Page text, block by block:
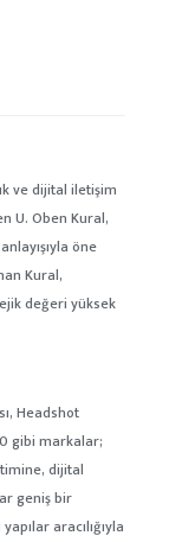
ve dijital iletişim
U. Oben Kural,
öne
Kural,
değeri yüksek
Headshot
gibi markalar;
dijital
geniş bir
aracılığıyla